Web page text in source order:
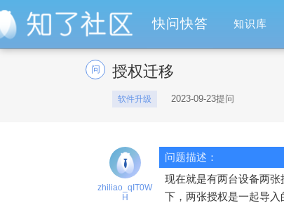
快问快答 知识库
问 授权迁移
软件升级 2023-09-23提问
zhiliao_qIT0W
H
问题描述：
现在就是有两台设备两
下，两张授权是一起导